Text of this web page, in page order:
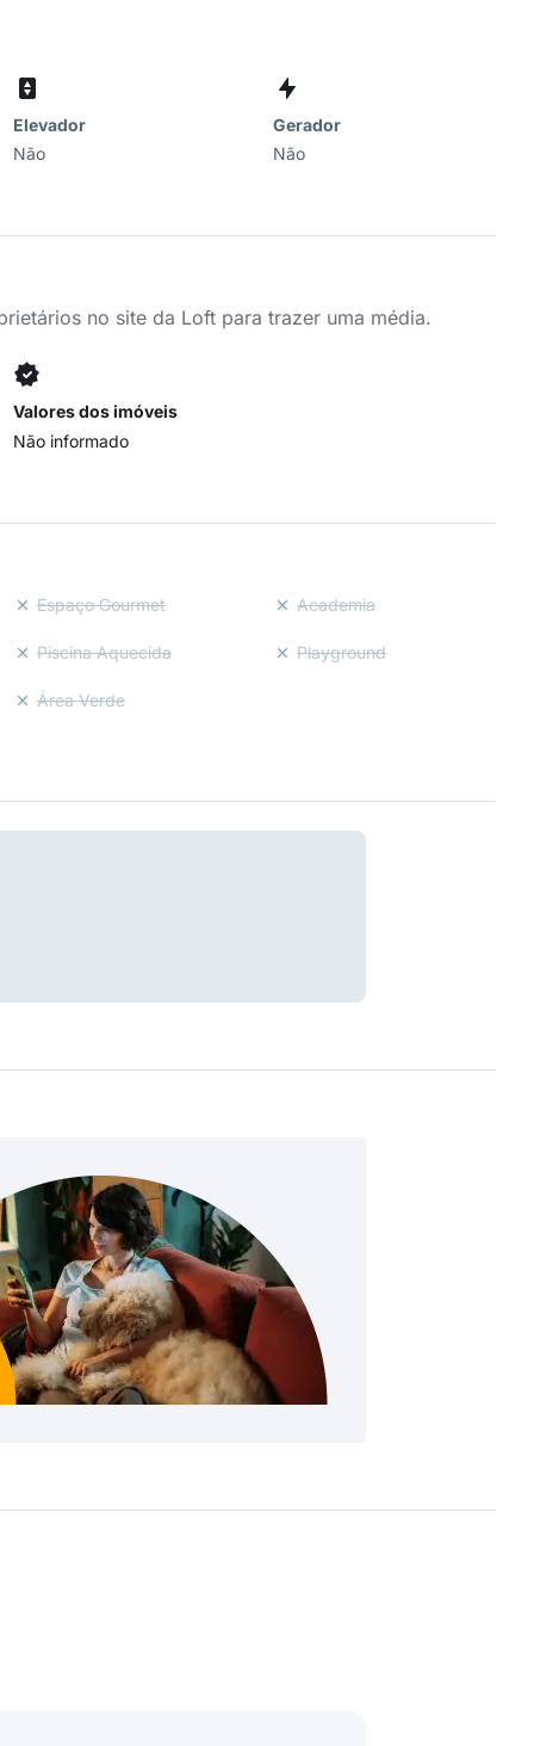
Elevador
Não
Gerador
Não
no site da Loft para trazer uma média.
Valores dos imóveis
Não informado
Espaço Gourmet Academia
Piscina Aquecida Playground
Área Verde